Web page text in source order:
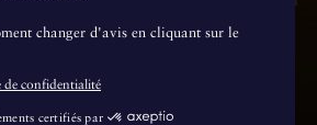
renforce
changer d'avis en cliquant sur le
confidentialité
certifiés par